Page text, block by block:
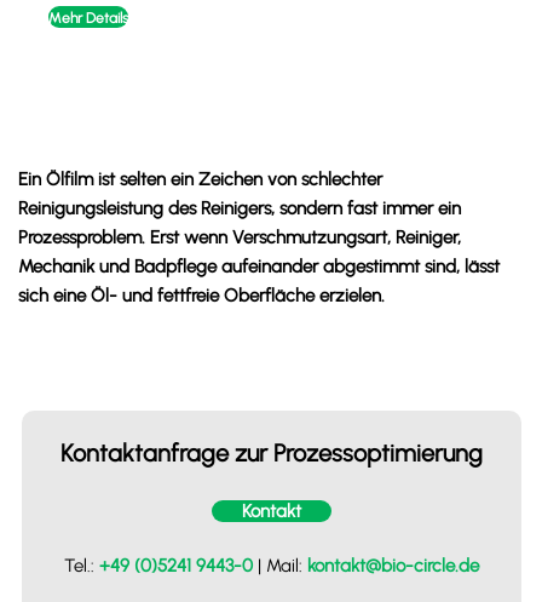
Mehr Details
Ein Ölfilm ist selten ein Zeichen von schlechter
Reinigungsleistung des Reinigers, sondern fast immer ein
Prozessproblem. Erst wenn Verschmutzungsart, Reiniger,
Mechanik und Badpflege aufeinander abgestimmt sind, lässt
sich eine Öl- und fettfreie Oberfläche erzielen.
Kontaktanfrage zur Prozessoptimierung
Kontakt
Tel.: +49 (0)5241 9443-0| Mail: kontakt@bio-circle.de